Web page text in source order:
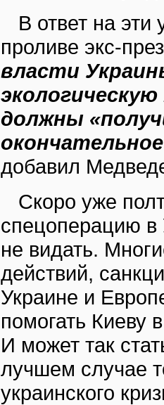
В ответ на
проливе экс-
власти
должны
добавил
Скоро уже
спецоперацию в
не видать.
действий,
Украине и
помогать Киеву
И может так
лучшем случае
украинского